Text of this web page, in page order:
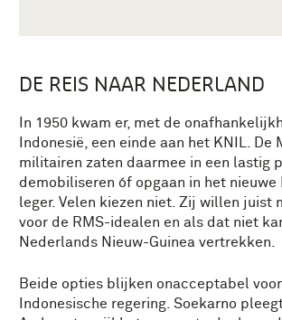
DE REIS NAAR NEDERLAND
In 1950 kwam er, met de
Indonesië, een einde aan het KNIL. De
militairen zaten daarmee in een lastig
demobiliseren óf opgaan in het nieuwe
leger. Velen kiezen niet. Zij willen juist
voor de RMS-idealen en als dat niet
Nederlands Nieuw-Guinea vertrekken.
Beide opties blijken onacceptabel
Indonesische regering. Soekarno